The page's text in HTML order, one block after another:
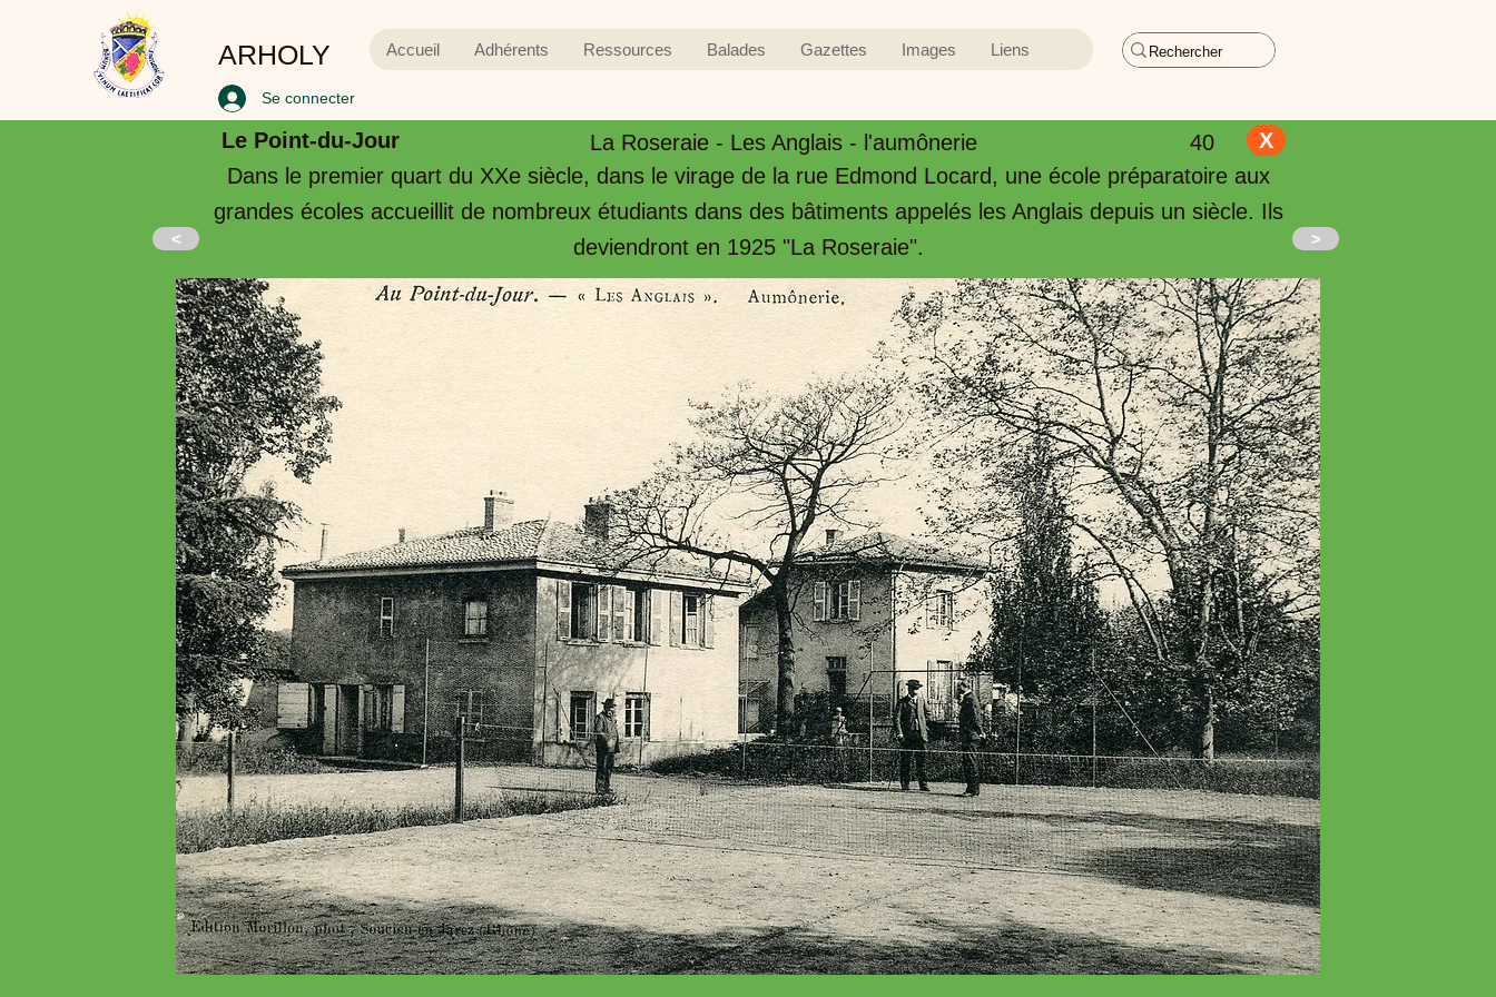
ARHOLY Accueil Adhérents Ressources Balades Gazettes Images Liens
Se connecter
<
40
La Roseraie - Les Anglais - l'aumônerie
X
Dans le premier quart du XXe siècle, dans le virage de la rue Edmond Locard, une école préparatoire aux
grandes écoles accueillit de nombreux étudiants dans des bâtiments appelés les Anglais depuis un siècle. Ils
deviendront en 1925 "La Roseraie".
Le Point-du-Jour
>